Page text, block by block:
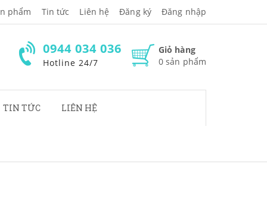
phẩm Tin tức Liên hệ Đăng ký Đăng nhập
Giỏ hàng
0 sản phẩm
0944 034 036
Hotline 24/7
TIN TỨC LIÊN HỆ